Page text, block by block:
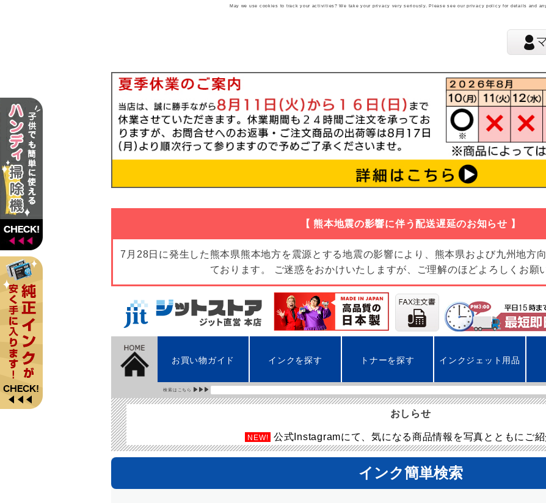
【 熊本地震の影響に伴う配送遅延のお知らせ 】
7月28日に発生した熊本県熊本地方を震源とする地震の影響により、熊本県および九州地方
ております。 ご迷惑をおかけいたしますが、ご理解のほどよろしくお願
お買い物ガイド インクを探す トナーを探す インクジェット用品
検索はこちら
おしらせ
NEW! 公式Instagramにて、気になる商品情報を写真とともにご紹
May we use cookies to track your activities? We take your privacy very seriously. Please see our privacy policy for details and